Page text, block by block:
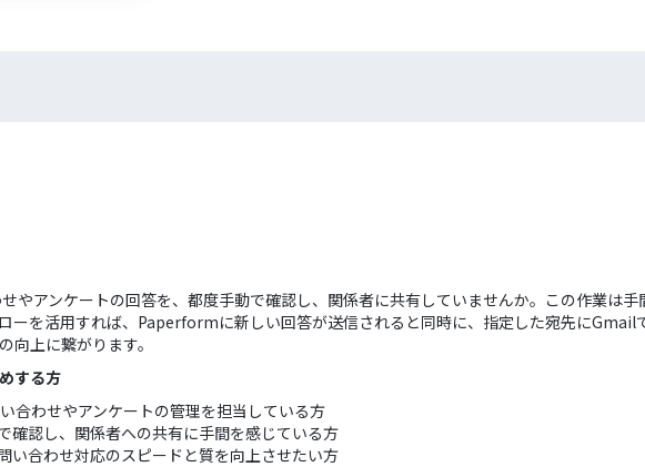
やアンケートの回答を、都度手動で確認し、関係者に共有していませんか。この作業は
ーを活用すれば、Paperformに新しい回答が送信されると同時に、指定した宛先にGmail
向上に繋がります。
する方
合わせやアンケートの管理を担当している方
確認し、関係者への共有に手間を感じている方
い合わせ対応のスピードと質を向上させたい方